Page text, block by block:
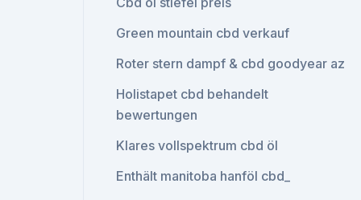
Green mountain cbd verkauf
Roter stern dampf & cbd goodyear az
Holistapet cbd behandelt
bewertungen
Klares vollspektrum cbd öl
Enthält manitoba hanföl cbd_